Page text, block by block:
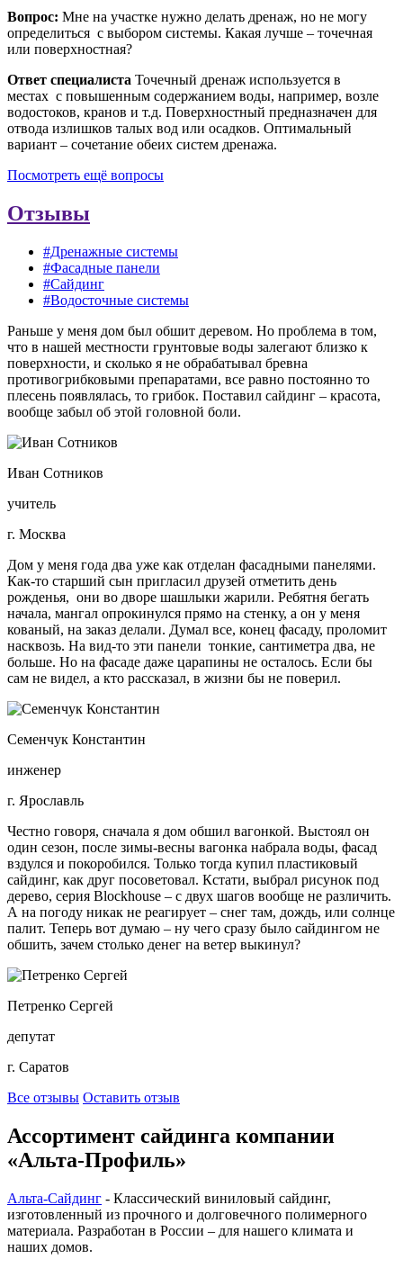
Вопрос: Мне на участке нужно делать дренаж, но не могу
определиться с выбором системы. Какая лучше – точечная
или поверхностная?
Ответ специалиста Точечный дренаж используется в
местах с повышенным содержанием воды, например, возле
водостоков, кранов и т.д. Поверхностный предназначен для
отвода излишков талых вод или осадков. Оптимальный
вариант – сочетание обеих систем дренажа.
Посмотреть ещё вопросы
Отзывы
#Дренажные системы
#Фасадные панели
#Сайдинг
#Водосточные системы
Раньше у меня дом был обшит деревом. Но проблема в том,
что в нашей местности грунтовые воды залегают близко к
поверхности, и сколько я не обрабатывал бревна
противогрибковыми препаратами, все равно постоянно то
плесень появлялась, то грибок. Поставил сайдинг – красота,
вообще забыл об этой головной боли.
Иван Сотников
учитель
г. Москва
Дом у меня года два уже как отделан фасадными панелями.
Как-то старший сын пригласил друзей отметить день
рожденья, они во дворе шашлыки жарили. Ребятня бегать
начала, мангал опрокинулся прямо на стенку, а он у меня
кованый, на заказ делали. Думал все, конец фасаду, проломит
насквозь. На вид-то эти панели тонкие, сантиметра два, не
больше. Но на фасаде даже царапины не осталось. Если бы
сам не видел, а кто рассказал, в жизни бы не поверил.
Семенчук Константин
инженер
г. Ярославль
Честно говоря, сначала я дом обшил вагонкой. Выстоял он
один сезон, после зимы-весны вагонка набрала воды, фасад
вздулся и покоробился. Только тогда купил пластиковый
сайдинг, как друг посоветовал. Кстати, выбрал рисунок под
дерево, серия Blockhouse – с двух шагов вообще не различить.
А на погоду никак не реагирует – снег там, дождь, или солнце
палит. Теперь вот думаю – ну чего сразу было сайдингом не
обшить, зачем столько денег на ветер выкинул?
Петренко Сергей
депутат
г. Саратов
Все отзывы Оставить отзыв
Ассортимент сайдинга компании
«Альта-Профиль»
Альта-Сайдинг - Классический виниловый сайдинг,
изготовленный из прочного и долговечного полимерного
материала. Разработан в России – для нашего климата и
наших домов.